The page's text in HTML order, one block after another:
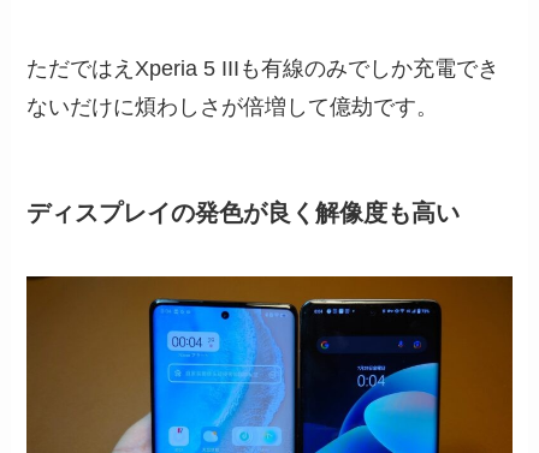
ただではえXperia 5 IIIも有線のみでしか充電でき
ないだけに煩わしさが倍増して億劫です。
ディスプレイの発色が良く解像度も高い